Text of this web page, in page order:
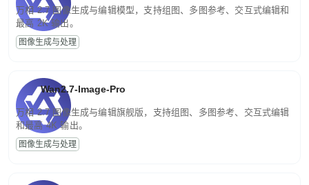
万相 2.7 图像生成与编辑模型，支持组图、多图参考、交互式编辑和
最高 2K 输出。
图像生成与处理
Wan2.7-Image-Pro
万相 2.7 图像生成与编辑旗舰版，支持组图、多图参考、交互式编辑
和最高 4K 输出。
图像生成与处理